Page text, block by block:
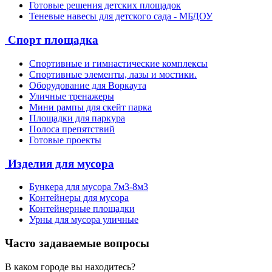
Готовые решения детских площадок
Теневые навесы для детского сада - МБДОУ
Спорт площадка
Спортивные и гимнастические комплексы
Спортивные элементы, лазы и мостики.
Оборудование для Воркаута
Уличные тренажеры
Мини рампы для скейт парка
Площадки для паркура
Полоса препятствий
Готовые проекты
Изделия для мусора
Бункера для мусора 7м3-8м3
Контейнеры для мусора
Контейнерные площадки
Урны для мусора уличные
Часто задаваемые вопросы
В каком городе вы находитесь?